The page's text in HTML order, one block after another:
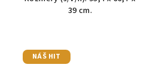
39 cm.
NÁŠ HIT